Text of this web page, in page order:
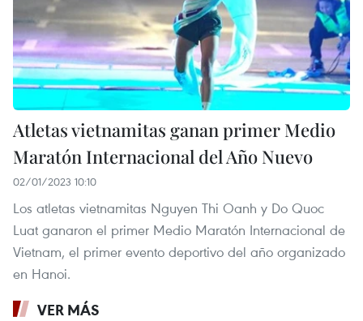
Atletas vietnamitas ganan primer Medio
Maratón Internacional del Año Nuevo
02/01/2023 10:10
Los atletas vietnamitas Nguyen Thi Oanh y Do Quoc
Luat ganaron el primer Medio Maratón Internacional de
Vietnam, el primer evento deportivo del año organizado
en Hanoi.
VER MÁS